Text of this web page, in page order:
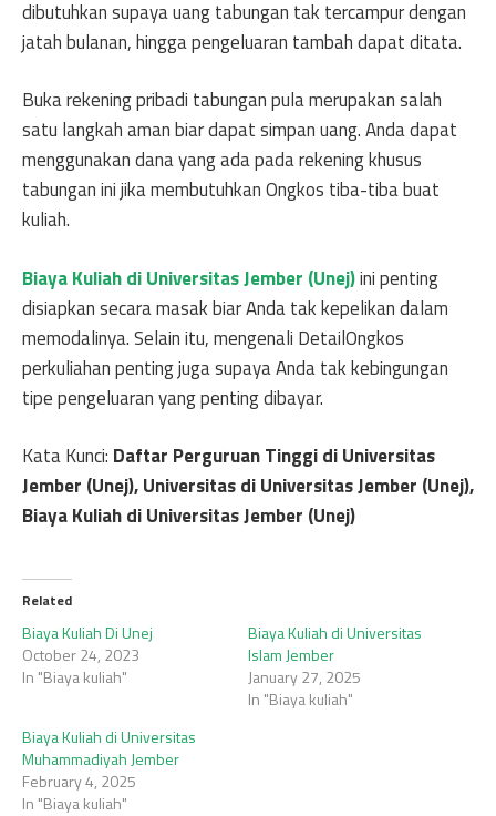
dibutuhkan supaya uang tabungan tak tercampur dengan
jatah bulanan, hingga pengeluaran tambah dapat ditata.
Buka rekening pribadi tabungan pula merupakan salah
satu langkah aman biar dapat simpan uang. Anda dapat
menggunakan dana yang ada pada rekening khusus
tabungan ini jika membutuhkan Ongkos tiba-tiba buat
kuliah.
Biaya Kuliah di Universitas Jember (Unej)ini penting
disiapkan secara masak biar Anda tak kepelikan dalam
memodalinya. Selain itu, mengenali DetailOngkos
perkuliahan penting juga supaya Anda tak kebingungan
tipe pengeluaran yang penting dibayar.
Kata Kunci: Daftar Perguruan Tinggi di Universitas
Jember (Unej), Universitas di Universitas Jember (Unej),
Biaya Kuliah di Universitas Jember (Unej)
Related
Biaya Kuliah Di Unej
October 24, 2023
In "Biaya kuliah"
Biaya Kuliah di Universitas
Islam Jember
January 27, 2025
In "Biaya kuliah"
Biaya Kuliah di Universitas
Muhammadiyah Jember
February 4, 2025
In "Biaya kuliah"